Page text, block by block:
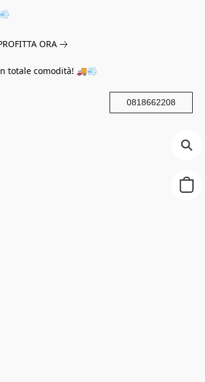
ORA
totale comodità! 🚚💨
0818662208